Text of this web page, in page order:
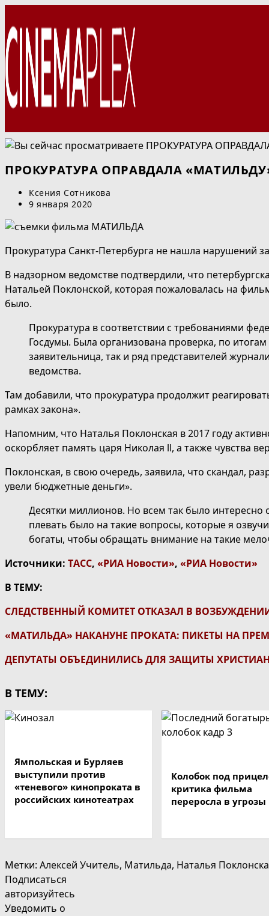
содержимому
ПРОКУРАТУРА ОПРАВДАЛА
Автор
записи:
Ксения Сотникова
Запись
9 января 2020
Прокуратура Санкт-Петербурга не нашла нарушений
В надзорном ведомстве подтвердили, что
Натальей Поклонской, которая пожаловалась на
было.
Прокуратура в соответствии с требованиями
Госдумы. Была организована проверка, по
заявительница, так и ряд представителей
ведомства.
Там добавили, что прокуратура продолжит
рамках закона».
Напомним, что Наталья Поклонская в 2017 году
оскорбляет память царя Николая ll, а также чувства
Поклонская, в свою очередь, заявила, что скандал,
увели бюджетные деньги».
Десятки миллионов. Но всем так было
плевать было на такие вопросы, которые я
богаты, чтобы обращать внимание на такие
Источники: ТАСС, «РИА Новости», «РИА Новости»
В ТЕМУ:
СЛЕДСТВЕННЫЙ КОМИТЕТ ОТКАЗАЛ В
«МАТИЛЬДА» НАКАНУНЕ ПРОКАТА: ПИКЕТЫ НА
ДЕПУТАТЫ ОБЪЕДИНИЛИСЬ ДЛЯ ЗАЩИТЫ
В ТЕМУ:
Ямпольская и Бурляев
выступили против
«теневого» кинопроката в
российских кинотеатрах
Колобок под
критика фильма
переросла в угрозы
Метки: Алексей Учитель, Матильда, Наталья
Подписаться
авторизуйтесь
Уведомить о